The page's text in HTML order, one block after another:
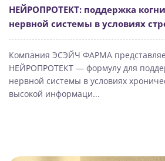
НЕЙРОПРОТЕКТ: поддержка
нервной системы в условиях
Компания ЭСЭЙЧ ФАРМА
НЕЙРОПРОТЕКТ — формулу для
нервной системы в условиях
высокой информаци...